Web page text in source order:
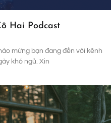
Hai Podcast
mừng bạn đang đến với kênh
khó ngủ. Xin